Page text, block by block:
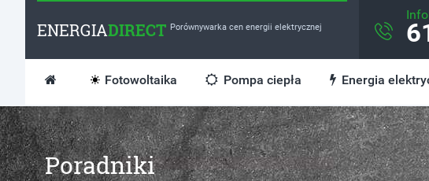
ENERGIADIRECT Porównywarka cen energii elektrycznej
Fotowoltaika Pompa ciepła Energia
Poradniki